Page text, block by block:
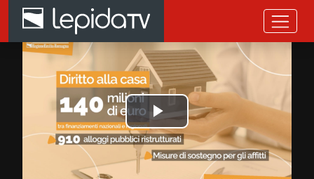
Salta al contenuto principale
15/02/2023 - Nuovi fondi per
Riprodurre
il